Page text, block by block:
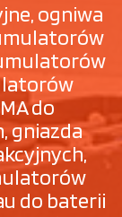
ogniwa
do
gniazda
do baterii